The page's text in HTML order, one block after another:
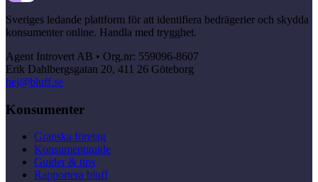
Sveriges ledande plattform för att identifiera bedrägerier och skydda
konsumenter online. Handla med trygghet.
Agent Introvert AB • Org.nr: 559096-8607
Erik Dahlbergsgatan 20, 411 26 Göteborg
hej@bluff.se
Konsumenter
Granska företag
Konsumentguide
Guider & tips
Rapportera bluff